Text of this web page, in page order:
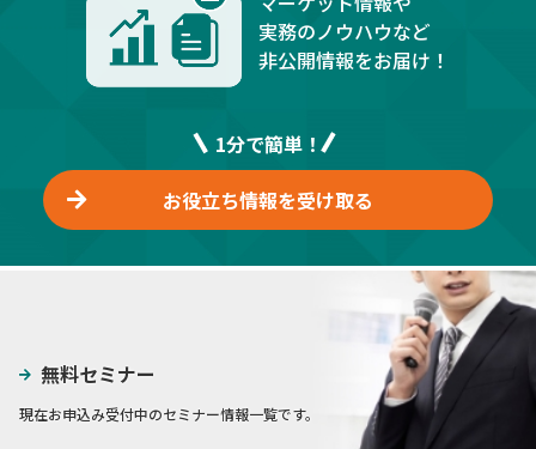
実務のノウハウなど
非公開情報をお届け！
1分で簡単！
お役立ち情報を受け取る
無料セミナー
現在お申込み受付中のセミナー情報一覧です。